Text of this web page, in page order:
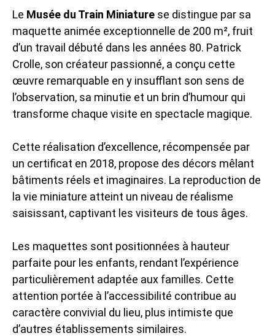
Le Musée du Train Miniature se distingue par sa
maquette animée exceptionnelle de 200 m², fruit
d’un travail débuté dans les années 80. Patrick
Crolle, son créateur passionné, a conçu cette
œuvre remarquable en y insufflant son sens de
l’observation, sa minutie et un brin d’humour qui
transforme chaque visite en spectacle magique.
Cette réalisation d’excellence, récompensée par
un certificat en 2018, propose des décors mêlant
bâtiments réels et imaginaires. La reproduction de
la vie miniature atteint un niveau de réalisme
saisissant, captivant les visiteurs de tous âges.
Les maquettes sont positionnées à hauteur
parfaite pour les enfants, rendant l’expérience
particulièrement adaptée aux familles. Cette
attention portée à l’accessibilité contribue au
caractère convivial du lieu, plus intimiste que
d’autres établissements similaires.